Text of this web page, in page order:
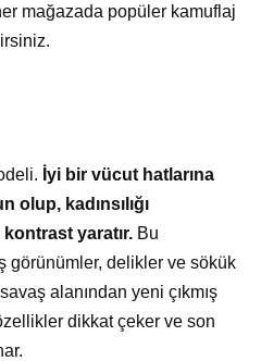
mağazada popüler kamuflaj
İyi bir vücut hatlarına
olup, kadınsılığı
yaratır. Bu
görünümler, delikler ve sökük
alanından yeni çıkmış
dikkat çeker ve son